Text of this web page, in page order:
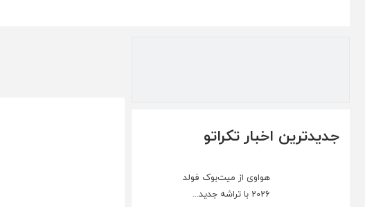
جدیدترین اخبار تکراتو
هواوی از میت‌بوک فولد
2026 با تراشه جدید...